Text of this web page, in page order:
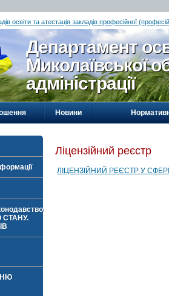
освіти та атестація закладів професійної
Департамент
Миколаївської
адміністрації
Новини
Ліцензійний реєстр
ЛІЦЕНЗІЙНИЙ РЕЄСТР У